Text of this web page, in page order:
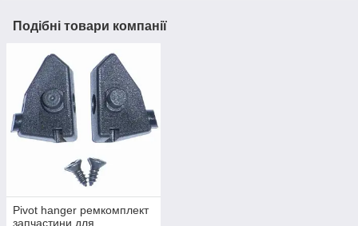
Подібні товари компанії
Pivot hanger ремкомплект
запчастини для